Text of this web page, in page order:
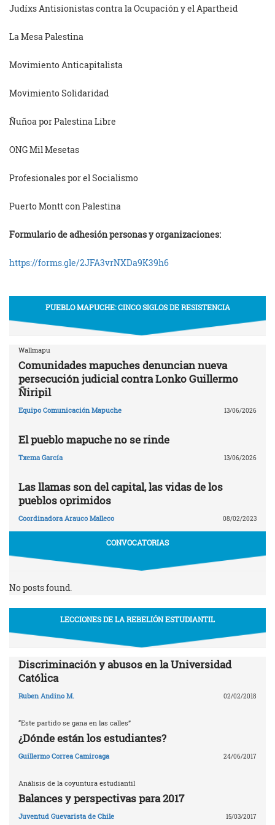
Judíxs Antisionistas contra la Ocupación y el Apartheid
La Mesa Palestina
Movimiento Anticapitalista
Movimiento Solidaridad
Ñuñoa por Palestina Libre
ONG Mil Mesetas
Profesionales por el Socialismo
Puerto Montt con Palestina
Formulario de adhesión personas y organizaciones:
https://forms.gle/2JFA3vrNXDa9K39h6
PUEBLO MAPUCHE: CINCO SIGLOS DE RESISTENCIA
Wallmapu
Comunidades mapuches denuncian nueva
persecución judicial contra Lonko Guillermo
Ñiripil
Equipo Comunicación Mapuche 13/06/2026
El pueblo mapuche no se rinde
Txema García 13/06/2026
Las llamas son del capital, las vidas de los
pueblos oprimidos
Coordinadora Arauco Malleco 08/02/2023
CONVOCATORIAS
No posts found.
LECCIONES DE LA REBELIÓN ESTUDIANTIL
Discriminación y abusos en la Universidad
Católica
Ruben Andino M. 02/02/2018
“Este partido se gana en las calles”
¿Dónde están los estudiantes?
Guillermo Correa Camiroaga 24/06/2017
Análisis de la coyuntura estudiantil
Balances y perspectivas para 2017
Juventud Guevarista de Chile 15/03/2017